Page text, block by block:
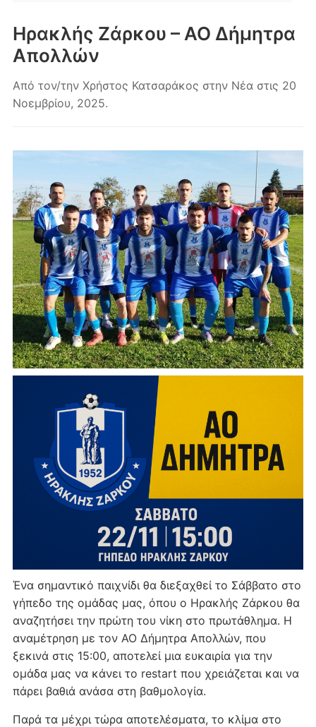
Ηρακλής Ζάρκου – ΑΟ Δήμητρα
Απολλών
Από τον/την Χρήστος Κατσαράκος στην Νέαστις 20
Νοεμβρίου, 2025.
Ένα σημαντικό παιχνίδι θα διεξαχθεί το Σάββατο στο
γήπεδο της ομάδας μας, όπου ο Ηρακλής Ζάρκου θα
αναζητήσει την πρώτη του νίκη στο πρωτάθλημα. Η
αναμέτρηση με τον ΑΟ Δήμητρα Απολλών, που
ξεκινά στις 15:00, αποτελεί μια ευκαιρία για την
ομάδα μας να κάνει το restart που χρειάζεται και να
πάρει βαθιά ανάσα στη βαθμολογία.
Παρά τα μέχρι τώρα αποτελέσματα, το κλίμα στο